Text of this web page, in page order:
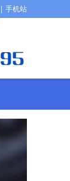
手机站